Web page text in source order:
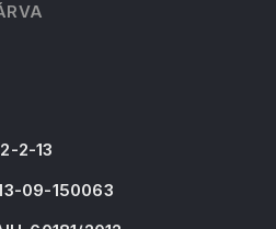
2-13
09-150063